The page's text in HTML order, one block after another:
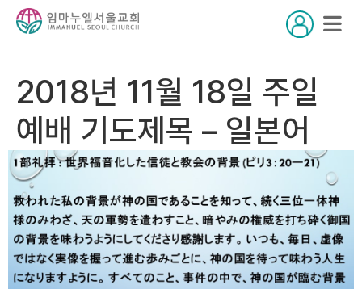
2018년 11월 18일 주일
예배 기도제목 – 일본어